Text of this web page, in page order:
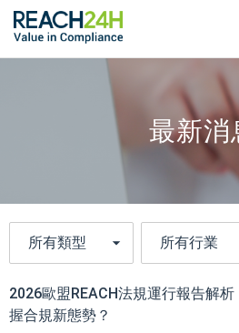
最新消
2026歐盟REACH法規運行報告解
握合規新態勢？